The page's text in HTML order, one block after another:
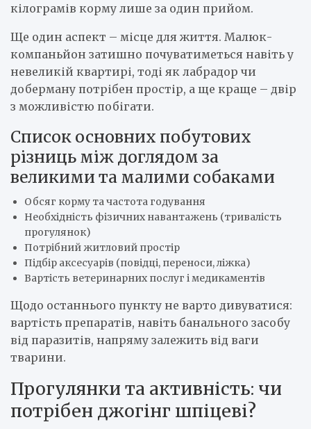
кілограмів корму лише за один прийом.
Ще один аспект – місце для життя. Малюк-
компаньйон затишно почуватиметься навіть у
невеликій квартирі, тоді як лабрадор чи
доберману потрібен простір, а ще краще – двір
з можливістю побігати.
Список основних побутових
різниць між доглядом за
великими та малими собаками
Обсяг корму та частота годування
Необхідність фізичних навантажень (тривалість
прогулянок)
Потрібний житловий простір
Підбір аксесуарів (повідці, переноси, ліжка)
Вартість ветеринарних послуг і медикаментів
Щодо останнього пункту не варто дивуватися:
вартість препаратів, навіть банального засобу
від паразитів, напряму залежить від ваги
тварини.
Прогулянки та активність: чи
потрібен джогінг шпіцеві?